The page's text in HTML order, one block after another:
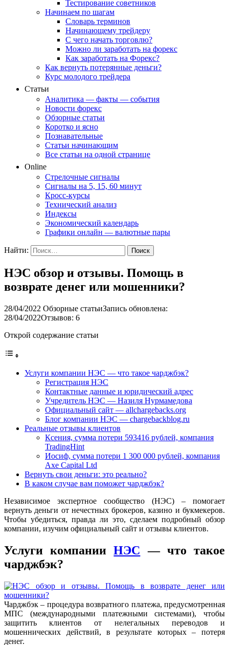
Тестирование советников
Начинаем по шагам
Словарь терминов
Начинающему трейдеру
С чего начать торговлю?
Можно ли заработать на форекс
Как заработать на Форекс?
Как вернуть потерянные деньги?
Курс молодого трейдера
Статьи
Аналитика — факты — события
Новости форекс
Обзорные статьи
Коротко и ясно
Познавательные
Статьи начинающим
Все статьи на одной странице
Online
Стрелочные сигналы
Сигналы на 5, 15, 60 минут
Кросс-курсы
Технический анализ
Индексы
Экономический календарь
Графики онлайн — валютные пары
Найти:
НЭС обзор и отзывы. Помощь в
возврате денег или мошенники?
28/04/2022 Обзорные статьиЗапись обновлена:
28/04/2022Отзывов: 6
Открой содержание статьи
Услуги компании НЭС — что такое чарджбэк?
Регистрация НЭС
Контактные данные и юридический адрес
Учредитель НЭС — Назиля Нурмамедова
Официальный сайт — allchargebacks.org
Блог компании НЭС — chargebackblog.ru
Реальные отзывы клиентов
Ксения, сумма потери 593416 рублей, компания
TradingHint
Иосиф, сумма потери 1 300 000 рублей, компания
Axe Capital Ltd
Вернуть свои деньги: это реально?
В каком случае вам поможет чарджбэк?
Независимое экспертное сообщество (НЭС) – помогает
вернуть деньги от нечестных брокеров, казино и букмекеров.
Чтобы убедиться, правда ли это, сделаем подробный обзор
компании, изучим официальный сайт и отзывы клиентов.
Услуги компанииНЭС — что такое
чарджбэк?
Чарджбэк – процедура возвратного платежа, предусмотренная
МПС (международными платежными системами), чтобы
защитить клиентов от нелегальных переводов и
мошеннических действий, в результате которых – потеря
денег.